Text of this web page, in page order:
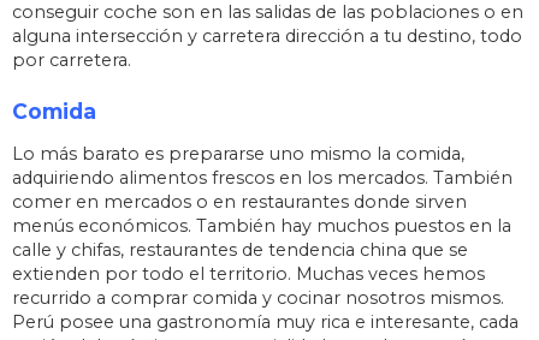
conseguir coche son en las salidas de las poblaciones o en
alguna intersección y carretera dirección a tu destino, todo
por carretera.
Comida
Lo más barato es prepararse uno mismo la comida,
adquiriendo alimentos frescos en los mercados. También
comer en mercados o en restaurantes donde sirven
menús económicos. También hay muchos puestos en la
calle y chifas, restaurantes de tendencia china que se
extienden por todo el territorio. Muchas veces hemos
recurrido a comprar comida y cocinar nosotros mismos.
Perú posee una gastronomía muy rica e interesante, cada